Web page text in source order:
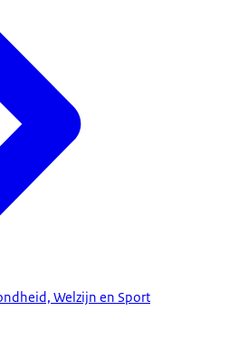
Welzijn en Sport